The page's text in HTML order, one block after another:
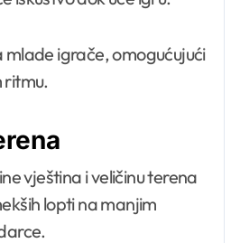
igrače, omogućujući
ritmu.
vještina i veličinu terena
lopti na manjim